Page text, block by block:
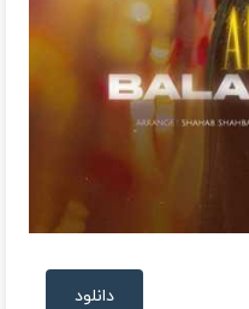
دانلود